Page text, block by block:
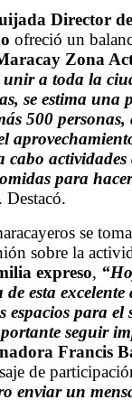
Director
ofreció un
Zona
unir a toda la
se estima una
500 personas,
actividades
para
. Destacó.
se
sobre la
expreso,
esta excelente
espacios para el
seguir
Francis
de
enviar un